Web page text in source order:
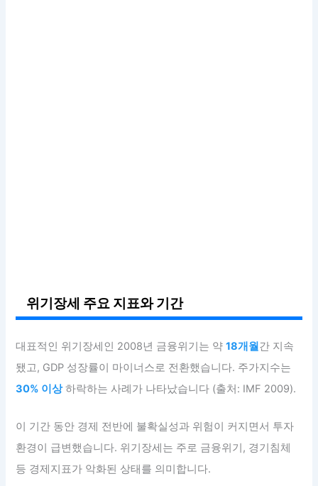
위기장세 주요 지표와 기간
대표적인 위기장세인 2008년 금융위기는 약18개월간 지속
됐고, GDP 성장률이 마이너스로 전환했습니다. 주가지수는
30% 이상하락하는 사례가 나타났습니다 (출처: IMF 2009).
이 기간 동안 경제 전반에 불확실성과 위험이 커지면서 투자
환경이 급변했습니다. 위기장세는 주로 금융위기, 경기침체
등 경제지표가 악화된 상태를 의미합니다.